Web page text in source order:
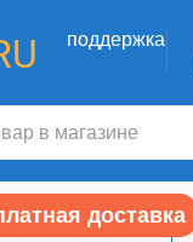
поддержка
доставка